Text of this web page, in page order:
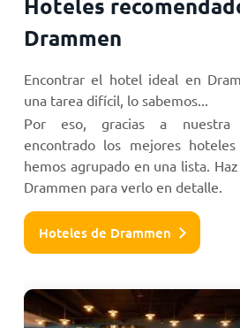
Drammen
Encontrar el hotel ideal en
una tarea difícil, lo sabemos...
Por eso, gracias a nuestra
encontrado los mejores
hemos agrupado en una lista.
Drammen para verlo en detalle.
Hoteles de Drammen